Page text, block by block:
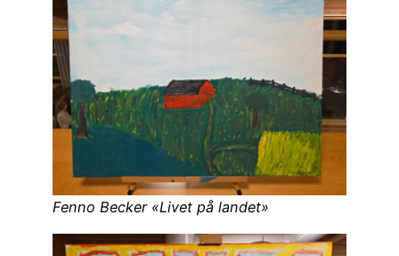
Fenno Becker «Livet på landet»